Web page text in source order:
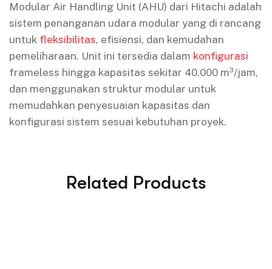
Modular Air Handling Unit (AHU) dari Hitachi adalah
sistem penanganan udara modular yang di rancang
untuk fleksibilitas, efisiensi, dan kemudahan
pemeliharaan. Unit ini tersedia dalam konfigurasi
frameless hingga kapasitas sekitar 40.000 m³/jam,
dan menggunakan struktur modular untuk
memudahkan penyesuaian kapasitas dan
konfigurasi sistem sesuai kebutuhan proyek.
Related Products